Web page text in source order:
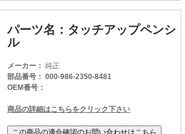
パーツ名：タッチアップペンシ
ル
メーカー： 純正
部品番号： 000-986-2350-8481
OEM番号：
商品の詳細はこちらをクリック下さい